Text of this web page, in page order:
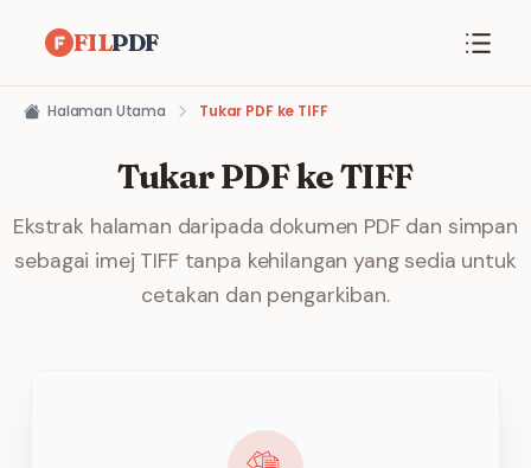
FILPDF
Halaman Utama Tukar PDF ke TIFF
Tukar PDF ke TIFF
Ekstrak halaman daripada dokumen PDF dan simpan
sebagai imej TIFF tanpa kehilangan yang sedia untuk
cetakan dan pengarkiban.